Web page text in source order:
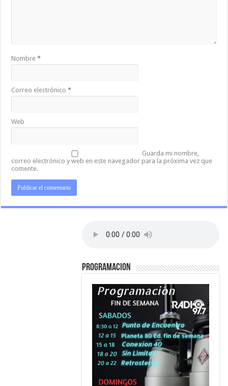
Nombre*
Correo electrónico*
Web
Guarda mi nombre,
correo electrónico y web en este navegador para la próxima vez que
comente.
PROGRAMACION